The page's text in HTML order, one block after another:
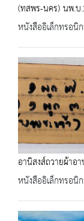
(ทสพร-นคร) นพ.
หนังสืออิเล็กทรอนิ
อานิสงส์ถวายผ้า
หนังสืออิเล็กทรอนิ